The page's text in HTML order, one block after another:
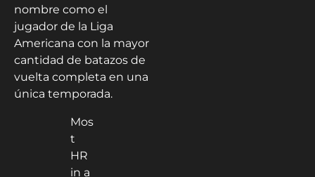
nombre como el
jugador de la Liga
Americana con la mayor
cantidad de batazos de
vuelta completa en una
única temporada.
Mos
t
HR
in a